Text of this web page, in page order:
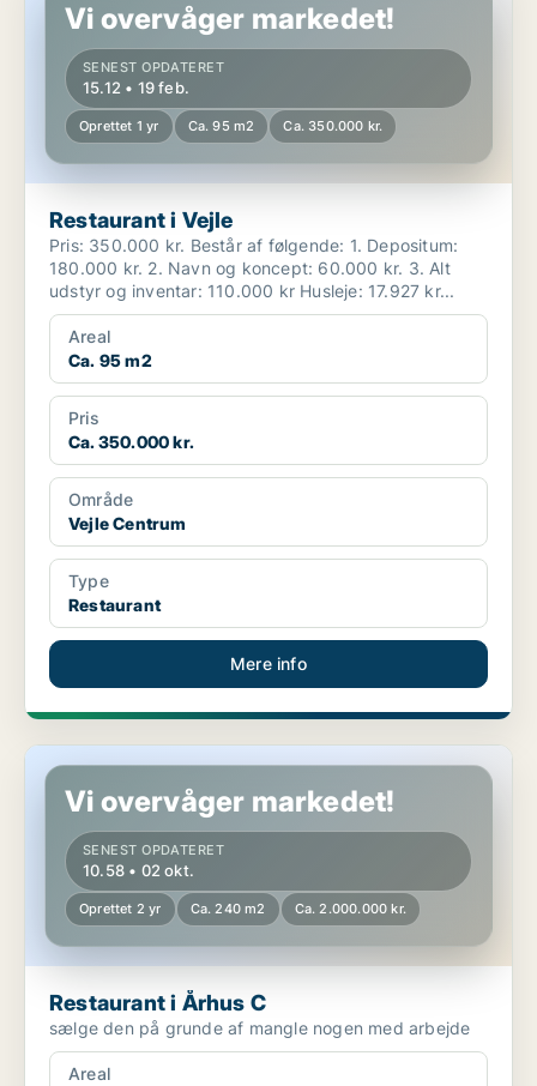
Vi overvåger markedet!
SENEST OPDATERET
15.12 • 19 feb.
Oprettet 1 yr Ca. 95 m2 Ca. 350.000 kr.
Restaurant i Vejle
Pris: 350.000 kr. Består af følgende: 1. Depositum:
180.000 kr. 2. Navn og koncept: 60.000 kr. 3. Alt
udstyr og inventar: 110.000 kr Husleje: 17.927 kr...
Areal
Ca. 95 m2
Pris
Ca. 350.000 kr.
Område
Vejle Centrum
Type
Restaurant
Mere info
Restaurant i Århus C
Vi overvåger markedet!
SENEST OPDATERET
10.58 • 02 okt.
Oprettet 2 yr Ca. 240 m2 Ca. 2.000.000 kr.
Restaurant i Århus C
sælge den på grunde af mangle nogen med arbejde
Areal